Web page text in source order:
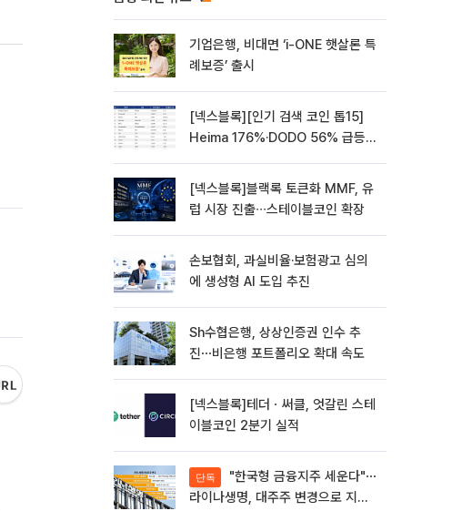
기업은행, 비대면 ‘i-ONE 햇살론 특
례보증’ 출시
[넥스블록][인기 검색 코인 톱15]
Heima 176%·DODO 56% 급등…
[넥스블록]블랙록 토큰화 MMF, 유
럽 시장 진출∙∙∙스테이블코인 확장
손보협회, 과실비율·보험광고 심의
에 생성형 AI 도입 추진
Sh수협은행, 상상인증권 인수 추
진⋯비은행 포트폴리오 확대 속도
[넥스블록]테더ㆍ써클, 엇갈린 스테
이블코인 2분기 실적
단독
라이나생명, 대주주 변경으로 지주